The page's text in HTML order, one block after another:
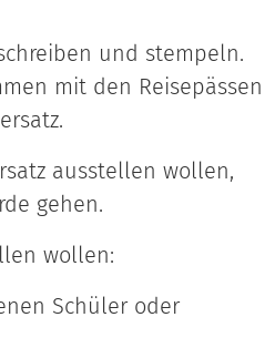
und stempeln.
mit den Reisepässen
ausstellen wollen,
gehen.
wollen:
Schüler oder